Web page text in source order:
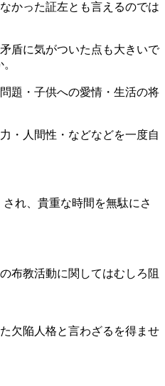
かった証左とも言えるのでは
盾に気がついた点も大きいで
題・子供への愛情・生活の将
・人間性・などなどを一度自
れ、貴重な時間を無駄にさ
布教活動に関してはむしろ阻
欠陥人格と言わざるを得ませ